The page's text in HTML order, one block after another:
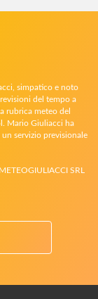
simpatico e noto
del tempo a
rubrica meteo del
Mario Giuliacci ha
servizio previsionale
SRL